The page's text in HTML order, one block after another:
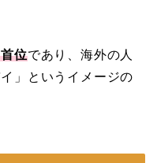
位であり、海外の人
」というイメージの